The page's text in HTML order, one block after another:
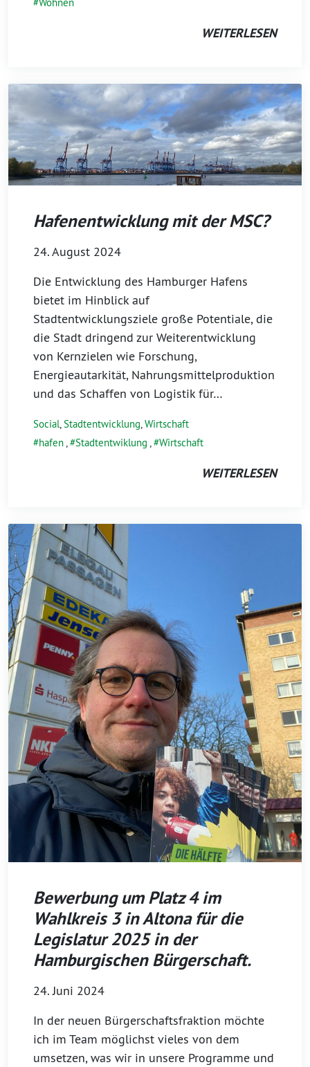
Wohnen
WEITERLESEN
Hafenentwicklung mit der MSC?
24. August 2024
Die Entwicklung des Hamburger Hafens
bietet im Hinblick auf
Stadtentwicklungsziele große Potentiale, die
die Stadt dringend zur Weiterentwicklung
von Kernzielen wie Forschung,
Energieautarkität, Nahrungsmittelproduktion
und das Schaffen von Logistik für…
Social,Stadtentwicklung,Wirtschaft
hafen, Stadtentwiklung , Wirtschaft
WEITERLESEN
Bewerbung um Platz 4 im
Wahlkreis 3 in Altona für die
Legislatur 2025 in der
Hamburgischen Bürgerschaft.
24. Juni 2024
In der neuen Bürgerschaftsfraktion möchte
ich im Team möglichst vieles von dem
umsetzen, was wir in unsere Programme und